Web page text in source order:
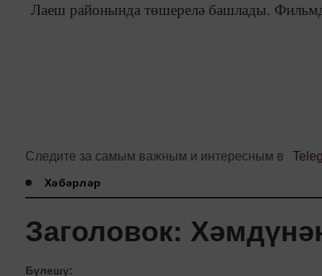
Лаеш районында төшерелә башлады.
Следите за самым важным и интересным в
Хәбәрләр
Заголовок:
Бүлешү: